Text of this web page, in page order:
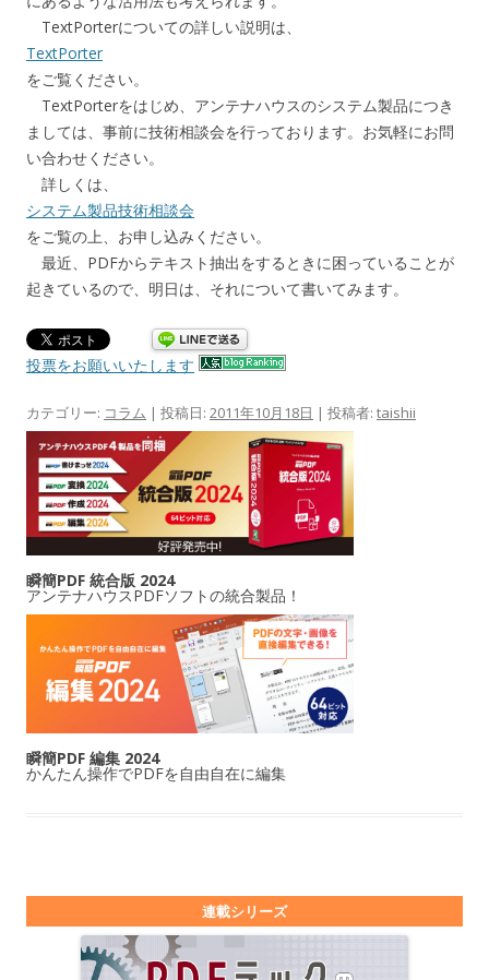
TextPorterについての詳しい説明は、
TextPorter
をご覧ください。
TextPorterをはじめ、アンテナハウスのシステム製品につき
ましては、事前に技術相談会を行っております。お気軽にお問
い合わせください。
詳しくは、
システム製品技術相談会
をご覧の上、お申し込みください。
最近、PDFからテキスト抽出をするときに困っていることが
起きているので、明日は、それについて書いてみます。
投票をお願いいたします
カテゴリー: コラム | 投稿日: 2011年10月18日 | 投稿者: taishii
瞬簡PDF 統合版 2024
アンテナハウスPDFソフトの統合製品！
瞬簡PDF 編集 2024
かんたん操作でPDFを自由自在に編集
連載シリーズ